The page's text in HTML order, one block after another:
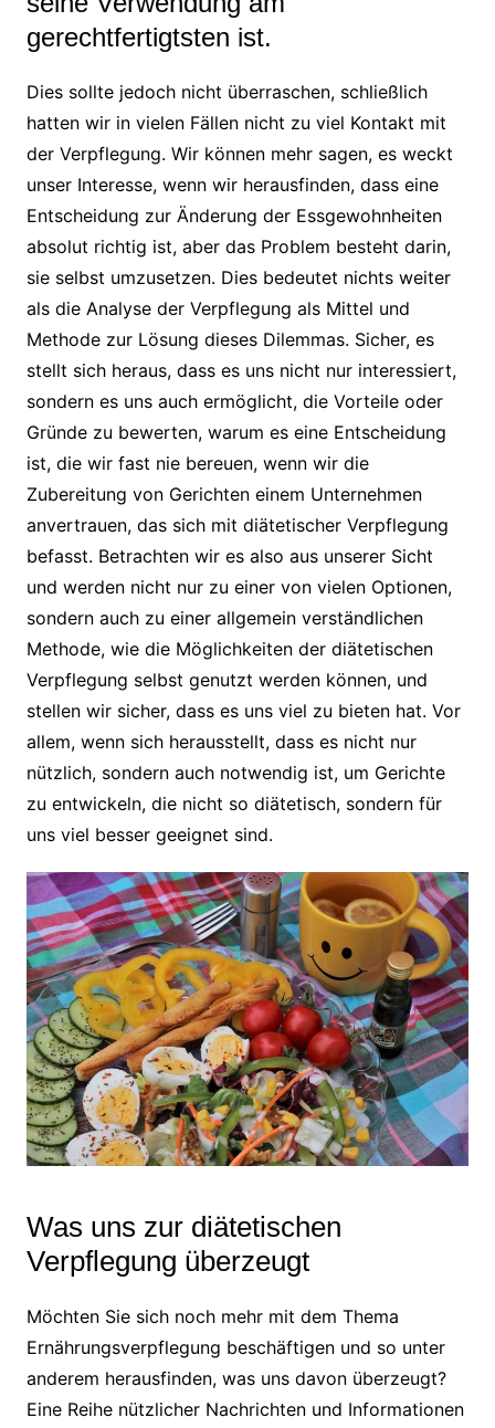
gerechtfertigtsten ist.
Dies sollte jedoch nicht überraschen, schließlich
hatten wir in vielen Fällen nicht zu viel Kontakt mit
der Verpflegung. Wir können mehr sagen, es weckt
unser Interesse, wenn wir herausfinden, dass eine
Entscheidung zur Änderung der Essgewohnheiten
absolut richtig ist, aber das Problem besteht darin,
sie selbst umzusetzen. Dies bedeutet nichts weiter
als die Analyse der Verpflegung als Mittel und
Methode zur Lösung dieses Dilemmas. Sicher, es
stellt sich heraus, dass es uns nicht nur interessiert,
sondern es uns auch ermöglicht, die Vorteile oder
Gründe zu bewerten, warum es eine Entscheidung
ist, die wir fast nie bereuen, wenn wir die
Zubereitung von Gerichten einem Unternehmen
anvertrauen, das sich mit diätetischer Verpflegung
befasst. Betrachten wir es also aus unserer Sicht
und werden nicht nur zu einer von vielen Optionen,
sondern auch zu einer allgemein verständlichen
Methode, wie die Möglichkeiten der diätetischen
Verpflegung selbst genutzt werden können, und
stellen wir sicher, dass es uns viel zu bieten hat. Vor
allem, wenn sich herausstellt, dass es nicht nur
nützlich, sondern auch notwendig ist, um Gerichte
zu entwickeln, die nicht so diätetisch, sondern für
uns viel besser geeignet sind.
Was uns zur diätetischen
Verpflegung überzeugt
Möchten Sie sich noch mehr mit dem Thema
Ernährungsverpflegung beschäftigen und so unter
anderem herausfinden, was uns davon überzeugt?
Eine Reihe nützlicher Nachrichten und Informationen